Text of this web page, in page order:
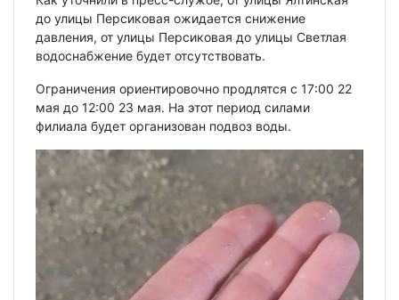
до улицы Персиковая ожидается снижение
давления, от улицы Персиковая до улицы Светлая
водоснабжение будет отсутствовать.
Ограничения ориентировочно продлятся с 17:00 22
мая до 12:00 23 мая. На этот период силами
филиала будет организован подвоз воды.